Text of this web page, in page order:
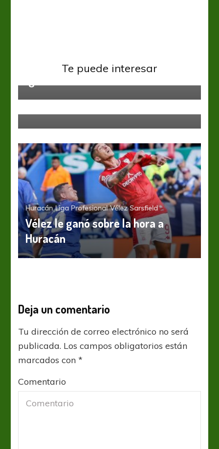
Te puede interesar
Huracán adhiere a la deuda por
Huracán Liga Profesional Vélez Sarsfield
Vélez le ganó sobre la hora a
Huracán
Deja un comentario
Tu dirección de correo electrónico no será
publicada. Los campos obligatorios están
marcados con*
Comentario